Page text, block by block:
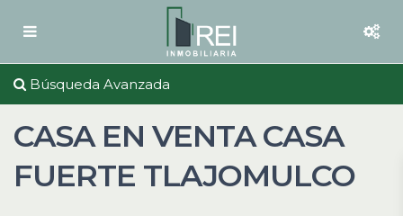
Búsqueda Avanzada
CASA EN VENTA CASA
FUERTE TLAJOMULCO